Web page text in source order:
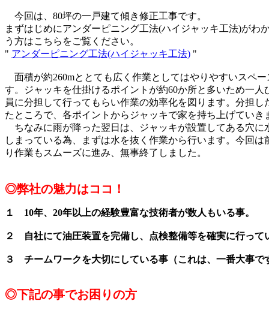
今回は、80坪の一戸建て傾き修正工事です。
まずはじめにアンダーピニング工法(ハイジャッキ工法)がわ
う方はこちらをご覧ください。
" アンダーピニング工法(ハイジャッキ工法) "
面積が約260mととても広く作業としてはやりやすいスペー
す。ジャッキを仕掛けるポイントが約60か所と多いため一人
員に分担して行ってもらい作業の効率化を図ります。分担し
たところで、各ポイントからジャッキで家を持ち上げていき
ちなみに雨が降った翌日は、ジャッキが設置してある穴に
しまっている為、まずは水を抜く作業から行います。今回は
り作業もスムーズに進み、無事終了しました。
◎弊社の魅力はココ！
１ 10年、20年以上の経験豊富な技術者が数人もいる事。
２ 自社にて油圧装置を完備し、点検整備等を確実に行って
３ チームワークを大切にしている事（これは、一番大事で
◎下記の事でお困りの方